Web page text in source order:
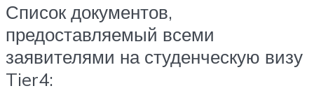
Список документов,
предоставляемый всеми
заявителями на студенческую визу
Tier4: